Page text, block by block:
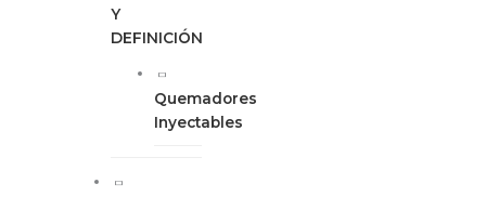
Y
DEFINICIÓN
Quemadores
Inyectables